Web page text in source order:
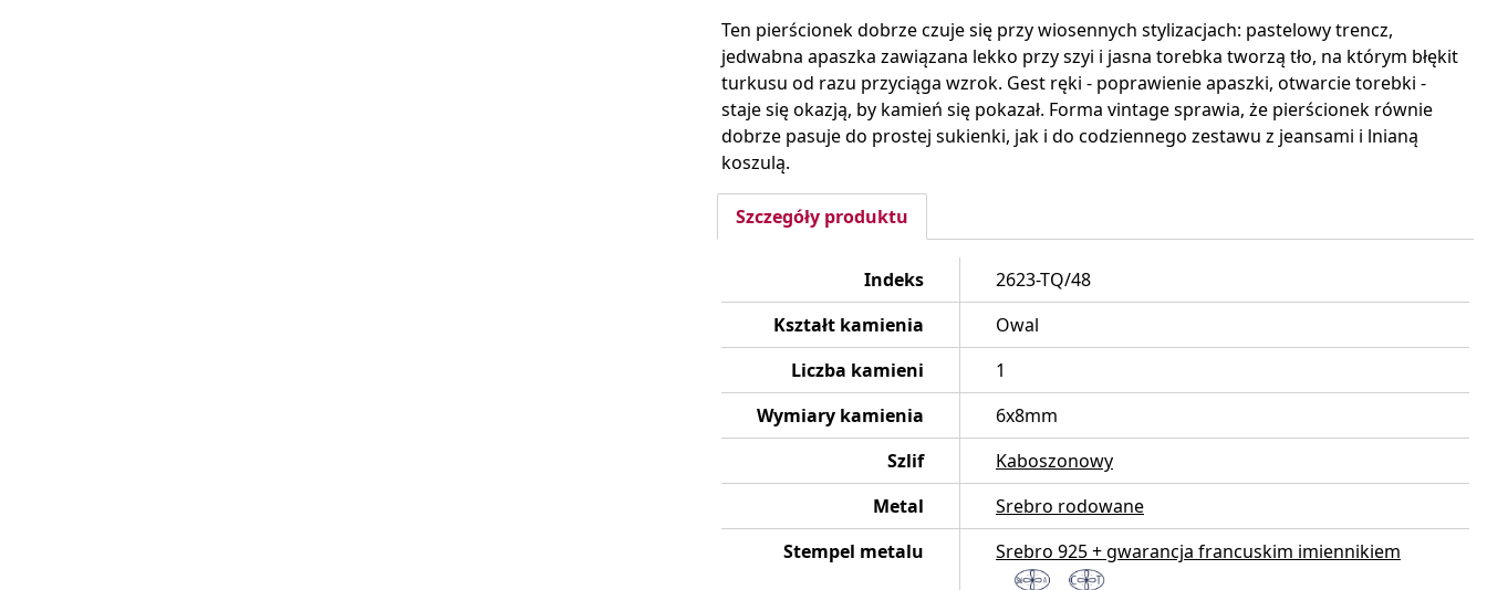
Ten pierścionek dobrze czuje się przy wiosennych stylizacjach: pastelowy trencz,
jedwabna apaszka zawiązana lekko przy szyi i jasna torebka tworzą tło, na którym błękit
turkusu od razu przyciąga wzrok. Gest ręki - poprawienie apaszki, otwarcie torebki -
staje się okazją, by kamień się pokazał. Forma vintage sprawia, że pierścionek równie
dobrze pasuje do prostej sukienki, jak i do codziennego zestawu z jeansami i lnianą
koszulą.
Szczegóły produktu
Indeks
2623-TQ/48
Kształt kamienia
Owal
Liczba kamieni
1
Wymiary kamienia
6x8mm
Szlif
Kaboszonowy
Metal
Srebro rodowane
Stempel metalu
Srebro 925 + gwarancja francuskim imiennikiem